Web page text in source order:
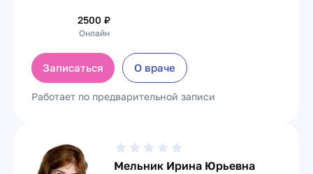
2500 ₽
Онлайн
Записаться О враче
Работает по предварительной записи
Мельник Ирина Юрьевна